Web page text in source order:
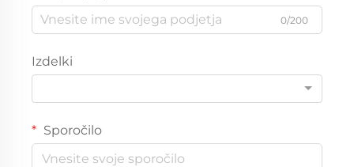
0/200
Izdelki
Sporočilo